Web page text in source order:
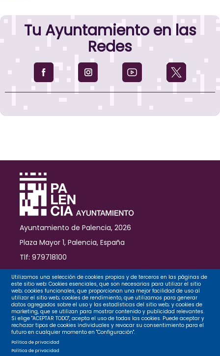
Ayuntamiento
pedirá
un
1,7
millones
para
ejecutar
obras
de
Bajas
Emisiones
y
la
reforma
de
la
Virrey
Velasco
Tu Ayuntamiento en las
Redes
Ayuntamiento de Palencia, 2026
Plaza Mayor 1, Palencia, España
Tlf: 979718100
Contacto
Legal
Privacidad
Utilizamos una selección de cookies propias y de terceros en las páginas de
este sitio web: Cookies esenciales, que son necesarias para utilizar el sitio
web; cookies funcionales, que proporcionan una mejor facilidad de uso al
utilizar el sitio web; cookies de rendimiento, que utilizamos para generar
datos agregados sobre el uso y las estadísticas del sitio web; y cookies de
marketing, que se utilizan para mostrar contenido y publicidad relevantes.
Si elige "ACEPTAR TODO", acepta el uso de todas las cookies. Puede aceptar y
rechazar tipos de cookies individuales y revocar su consentimiento para el
futuro en cualquier momento en "Configuración".
Política de privacidad
Política de privacidad